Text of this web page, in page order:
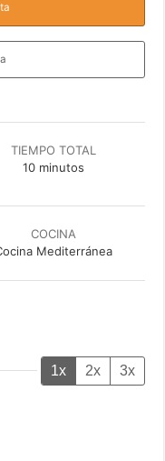
TIEMPO TOTAL
10minutos
minutos
COCINA
Mediterránea
1x 2x 3x